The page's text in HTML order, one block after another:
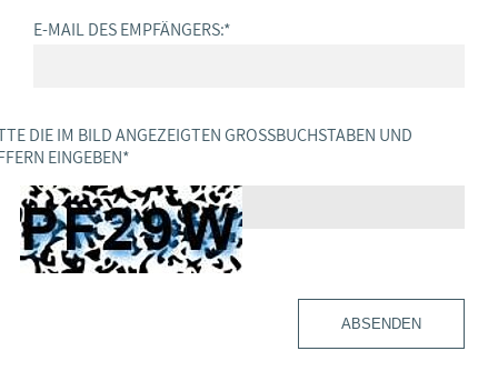
E-MAIL DES EMPFÄNGERS:*
DIE IM BILD ANGEZEIGTEN GROSSBUCHSTABEN UND Z
EINGEBEN *
ABSENDEN